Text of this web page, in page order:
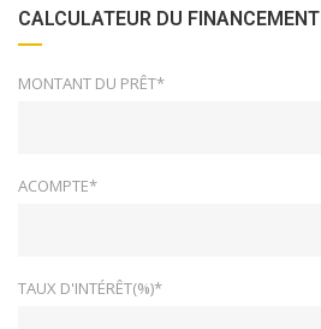
CALCULATEUR DU FINANCEMENT
MONTANT DU PRÊT*
ACOMPTE*
TAUX D'INTÉRÊT(%)*